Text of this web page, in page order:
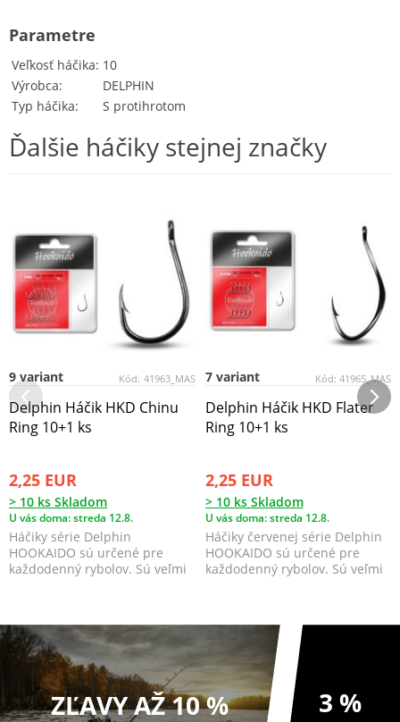
Veľkosť háčika 10
Výrobca
DELPHIN
Typ háčika
S protihrotom
Parametre
Ďalšie háčiky stejnej značky
Kód: 41963_MAS
9 variant
Delphin Háčik HKD Chinu
Ring 10+1 ks
2,25 EUR
> 10 ks Skladom
U vás doma: streda 12.8.
Háčiky série Delphin
HOOKAIDO sú určené pre
každodenný rybolov. Sú veľmi
Kód: 41965_MAS
7 variant
Delphin Háčik HKD Flater
Ring 10+1 ks
2,25 EUR
> 10 ks Skladom
U vás doma: streda 12.8.
Háčiky červenej série Delphin
HOOKAIDO sú určené pre
každodenný rybolov. Sú veľmi
ZĽAVY AŽ 10 % 3 %